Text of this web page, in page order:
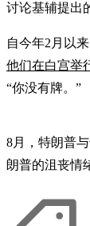
讨论基辅提出
自今年2月以
他们在白宫举
“你没有牌。”
8月，特朗普
朗普的沮丧情